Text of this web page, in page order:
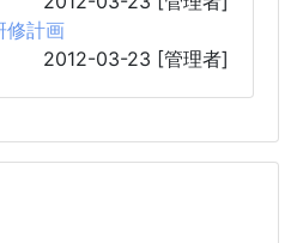
修計画
2012-03-23 [管理者]